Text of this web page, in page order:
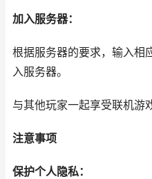
加入服务器：
根据服务器的要求，输入相
入服务器。
与其他玩家一起享受联机游
注意事项
保护个人隐私：